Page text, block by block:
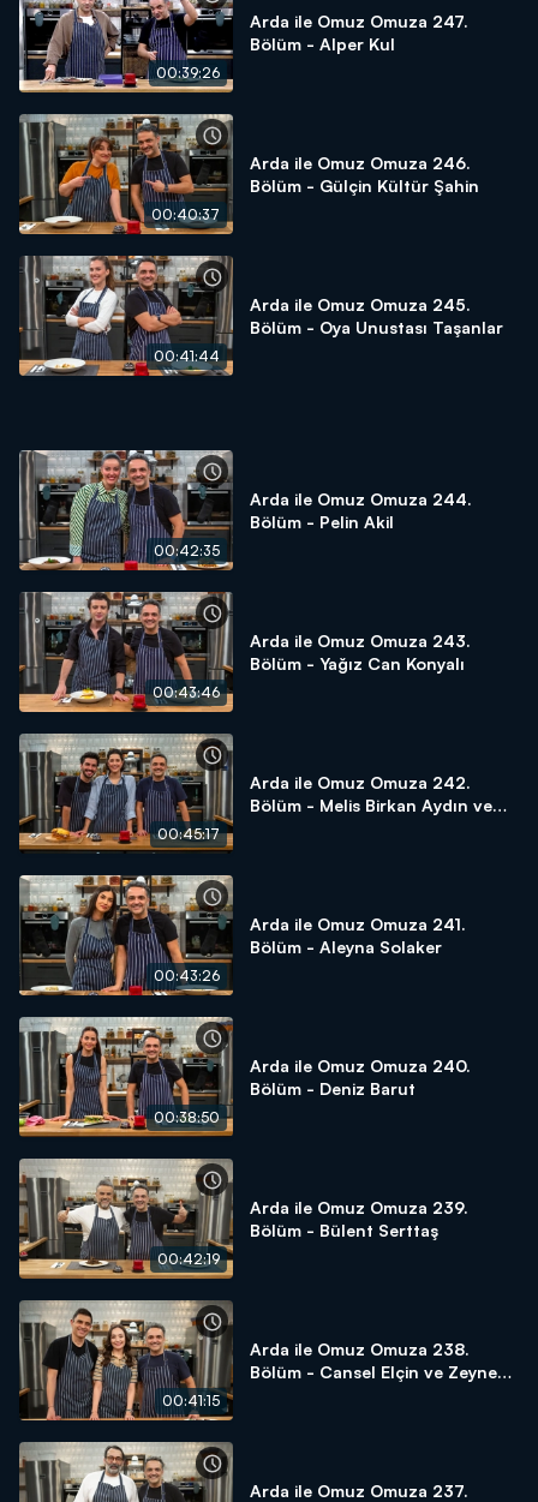
00:39:26
Arda ile Omuz Omuza 247.
Bölüm - Alper Kul
00:40:37
Arda ile Omuz Omuza 246.
Bölüm - Gülçin Kültür Şahin
00:41:44
Arda ile Omuz Omuza 245.
Bölüm - Oya Unustası Taşanlar
00:42:35
Arda ile Omuz Omuza 244.
Bölüm - Pelin Akil
00:43:46
Arda ile Omuz Omuza 243.
Bölüm - Yağız Can Konyalı
00:45:17
Arda ile Omuz Omuza 242.
Bölüm - Melis Birkan Aydın ve
00:43:26
Arda ile Omuz Omuza 241.
Bölüm - Aleyna Solaker
00:38:50
Arda ile Omuz Omuza 240.
Bölüm - Deniz Barut
00:42:19
Arda ile Omuz Omuza 239.
Bölüm - Bülent Serttaş
00:41:15
Arda ile Omuz Omuza 238.
Bölüm - Cansel Elçin ve Zeynep
Arda ile Omuz Omuza 237.